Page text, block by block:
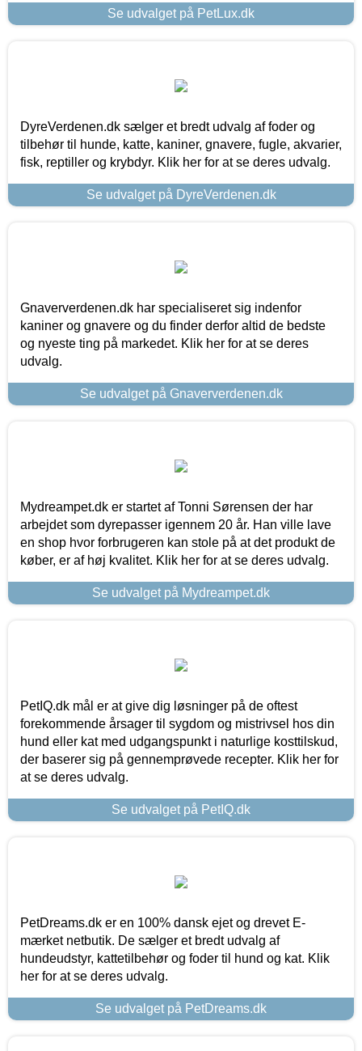
Se udvalget på PetLux.dk
DyreVerdenen.dk sælger et bredt udvalg af foder og
tilbehør til hunde, katte, kaniner, gnavere, fugle, akvarier,
fisk, reptiller og krybdyr. Klik her for at se deres udvalg.
Se udvalget på DyreVerdenen.dk
Gnaververdenen.dk har specialiseret sig indenfor
kaniner og gnavere og du finder derfor altid de bedste
og nyeste ting på markedet. Klik her for at se deres
udvalg.
Se udvalget på Gnaververdenen.dk
Mydreampet.dk er startet af Tonni Sørensen der har
arbejdet som dyrepasser igennem 20 år. Han ville lave
en shop hvor forbrugeren kan stole på at det produkt de
køber, er af høj kvalitet. Klik her for at se deres udvalg.
Se udvalget på Mydreampet.dk
PetIQ.dk mål er at give dig løsninger på de oftest
forekommende årsager til sygdom og mistrivsel hos din
hund eller kat med udgangspunkt i naturlige kosttilskud,
der baserer sig på gennemprøvede recepter. Klik her for
at se deres udvalg.
Se udvalget på PetIQ.dk
PetDreams.dk er en 100% dansk ejet og drevet E-
mærket netbutik. De sælger et bredt udvalg af
hundeudstyr, kattetilbehør og foder til hund og kat. Klik
her for at se deres udvalg.
Se udvalget på PetDreams.dk